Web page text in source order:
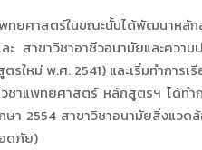
ทยศาสตร์ในขณะนั้นได้พัฒนาหลั
สาขาวิชาอาชีวอนามัยและควา
ใหม่ พ.ศ. 2541) และเริ่มทำการ
ชาแพทยศาสตร์ หลักสูตรฯ ได้ทำ
า 2554 สาขาวิชาอนามัยสิ่งแวด
ดภัย)